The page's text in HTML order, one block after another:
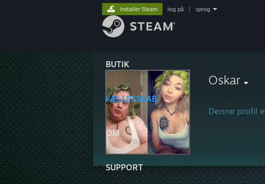
BUTIK
FÆLLESSKAB
OM
SUPPORT
Installer Steam log på sprog
Oskar
Denne profil